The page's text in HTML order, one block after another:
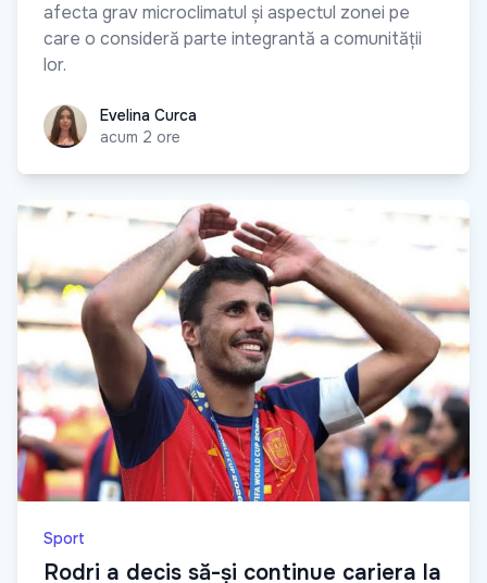
afecta grav microclimatul și aspectul zonei pe
care o consideră parte integrantă a comunității
lor.
Evelina CurcaEvelina Curca
acum 2 ore
Sport
Rodri a decis să-și continue cariera la